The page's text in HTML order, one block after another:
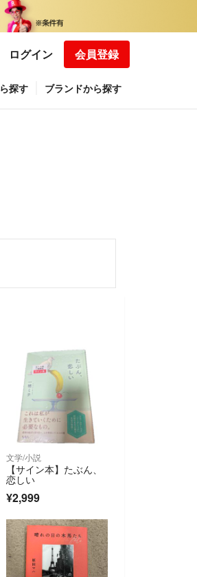
ログイン 会員登録
探す ブランドから探す
文学/小説
【サイン本】たぶん、
恋しい
¥2,999